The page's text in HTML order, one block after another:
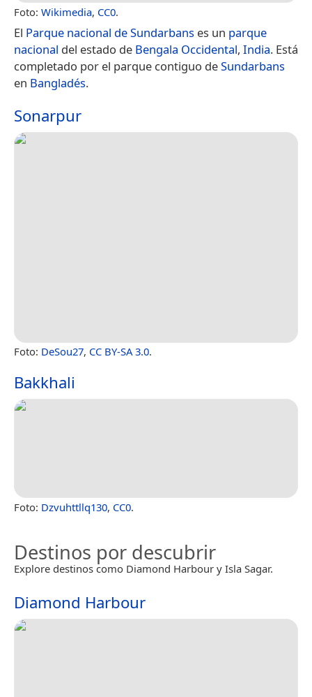
Foto: Wikimedia, CC0.
El Parque nacional de Sundarbans es un parque
nacional del estado de Bengala Occidental, India. Está
completado por el parque contiguo deSundarbans
en Bangladés.
Sonarpur
Foto: DeSou27, CC BY-SA 3.0.
Bakkhali
Foto: Dzvuhttllq130, CC0.
Destinos por descubrir
Explore destinos como Diamond Harbour y Isla Sagar.
Diamond Harbour